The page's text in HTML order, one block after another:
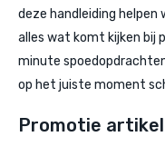
deze handleiding helpen
alles wat komt kijken bij
minute
op het juiste moment
Promotie